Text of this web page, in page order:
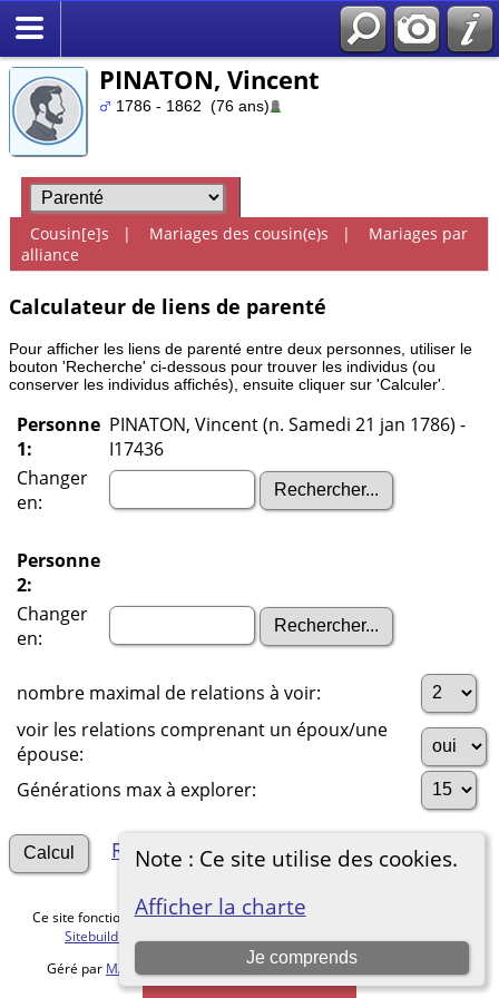
Note : Ce site utilise des cookies.
Afficher la charte
Je comprends
PINATON, Vincent
1786 - 1862 (76 ans)
Cousin[e]s | Mariages des cousin(e)s |
Mariages par
alliance
Calculateur de liens de parenté
Pour afficher les liens de parenté entre deux personnes, utiliser le
bouton 'Recherche' ci-dessous pour trouver les individus (ou
conserver les individus affichés), ensuite cliquer sur 'Calculer'.
Personne
1:
PINATON, Vincent (n. Samedi 21 jan 1786) -
I17436
Changer
en:
Personne
2:
Changer
en:
nombre maximal de relations à voir:
voir les relations comprenant un époux/une
épouse:
Générations max à explorer:
Rechercher d'autres connexions
Ce site fonctionne grace au logicielThe Next Generation of Genealogy
Sitebuilding
Géré par MALVACHE Cédric Charte de protection des données